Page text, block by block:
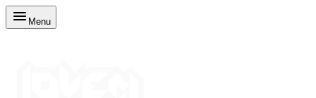
Menu